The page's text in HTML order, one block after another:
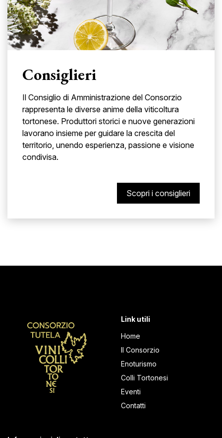
Consiglieri
Il Consiglio di Amministrazione del Consorzio
rappresenta le diverse anime della viticoltura
tortonese. Produttori storici e nuove generazioni
lavorano insieme per guidare la crescita del
territorio, unendo esperienza, passione e visione
condivisa.
Scopri i consiglieri
Link utili
Home
Il Consorzio
Enoturismo
Colli Tortonesi
Eventi
Contatti